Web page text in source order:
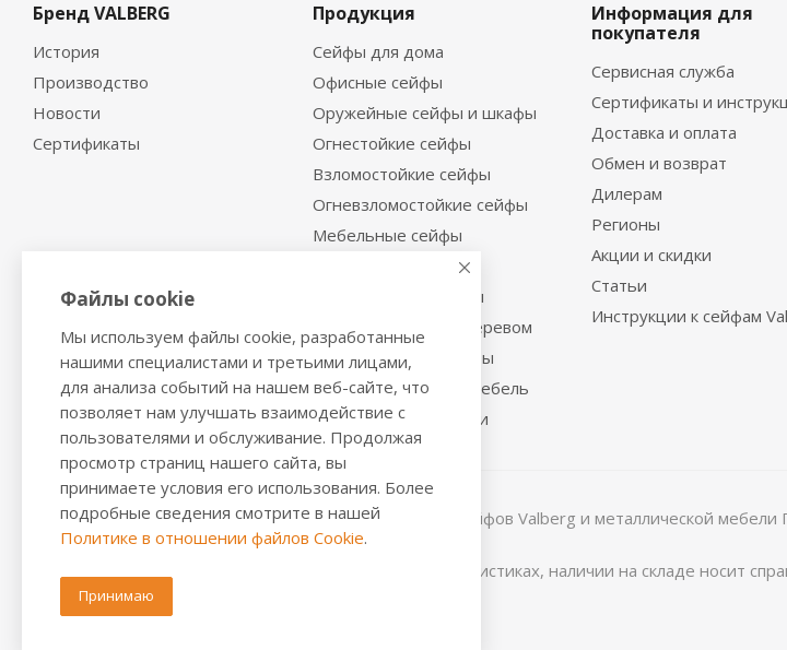
Бренд VALBERG
История
Производство
Новости
Сертификаты
Продукция
Сейфы для дома
Офисные сейфы
Оружейные сейфы и шкафы
Огнестойкие сейфы
Взломостойкие сейфы
Огневзломостойкие сейфы
Мебельные сейфы
Депозитные сейфы
Встраиваемые сейфы
Сейфы с отделкой деревом
Металлические шкафы
Производственная мебель
Металлические двери
Информация для
покупателя
Сервисная служба
Сертификаты и
Доставка и оплата
Обмен и возврат
Дилерам
Регионы
Акции и скидки
Статьи
Инструкции к сейфам
2016-2026 © VALBERGSAFE.RU — Интернет-магазин сейфов Valberg и металлической
стеллажей, металлических дверей.
Информация о розничных ценах, технических характеристиках, наличии на складе носит
положениями из Статьи 437 ч.2 ГК РФ.
Файлы cookie
Мы используем файлы cookie, разработанные
нашими специалистами и третьими лицами,
для анализа событий на нашем веб-сайте, что
позволяет нам улучшать взаимодействие с
пользователями и обслуживание. Продолжая
просмотр страниц нашего сайта, вы
принимаете условия его использования. Более
подробные сведения смотрите в нашей
Политике в отношении файлов Cookie.
Принимаю